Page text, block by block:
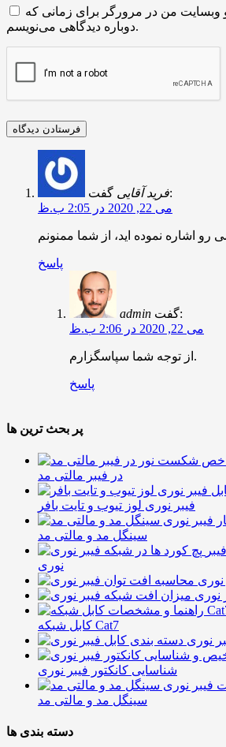
و وبسایت من در مرورگر برای زمانی که
دوباره دیدگاهی می‌نویسم.
فرید آقاییگفت:
می 22, 2020 در 2:05 ب.ظ
رو اشاره نموده اید، از شما ممنونم
پاسخ
admin
گفت:
می 22, 2020 در 2:06 ب.ظ
از توجه شما سپاسگزارم.
پاسخ
پر بحث ترین ها
در فیبر مالتی مد
فیبر نوری لوز تیوب و تایت بافر
سینگل مد و مالتی مد
نوری
نوری
نوری
کابل شبکه Cat7
نوری
شناسایی کانکتور فیبر نوری
سینگل مد و مالتی مد
دسته بندی ها